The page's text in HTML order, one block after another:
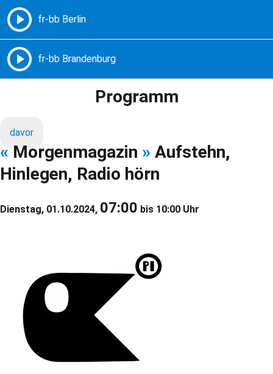
Freie Radios – Berlin Brandenburg
Programm
davor
« Morgenmagazin » Aufstehn,
Hinlegen, Radio hörn
Dienstag, 01.10.2024, 07:00 bis 10:00 Uhr